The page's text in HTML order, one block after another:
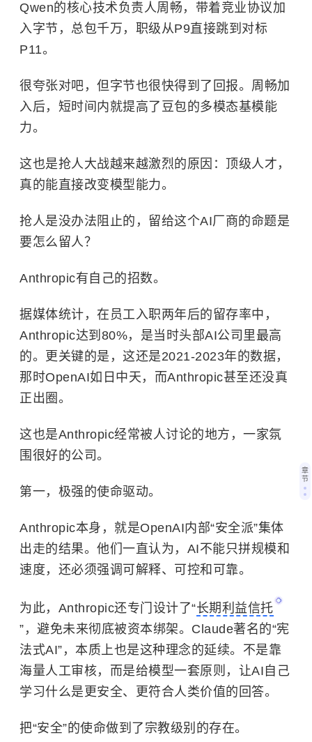
Qwen的核心技术负责人周畅，带着竞业协议加
入字节，总包千万，职级从P9直接跳到对标
P11。
很夸张对吧，但字节也很快得到了回报。周畅加
入后，短时间内就提高了豆包的多模态基模能
力。
这也是抢人大战越来越激烈的原因：顶级人才，
真的能直接改变模型能力。
抢人是没办法阻止的，留给这个AI厂商的命题是
要怎么留人？
Anthropic有自己的招数。
据媒体统计，在员工入职两年后的留存率中，
Anthropic达到80%，是当时头部AI公司里最高
的。更关键的是，这还是2021-2023年的数据，
那时OpenAI如日中天，而Anthropic甚至还没真
正出圈。
这也是Anthropic经常被人讨论的地方，一家氛
围很好的公司。
第一，极强的使命驱动。
Anthropic本身，就是OpenAI内部“安全派”集体
出走的结果。他们一直认为，AI不能只拼规模和
速度，还必须强调可解释、可控和可靠。
为此，Anthropic还专门设计了“长期利益信托
”，避免未来彻底被资本绑架。Claude著名的“宪
法式AI”，本质上也是这种理念的延续。不是靠
海量人工审核，而是给模型一套原则，让AI自己
学习什么是更安全、更符合人类价值的回答。
把“安全”的使命做到了宗教级别的存在。
章
节